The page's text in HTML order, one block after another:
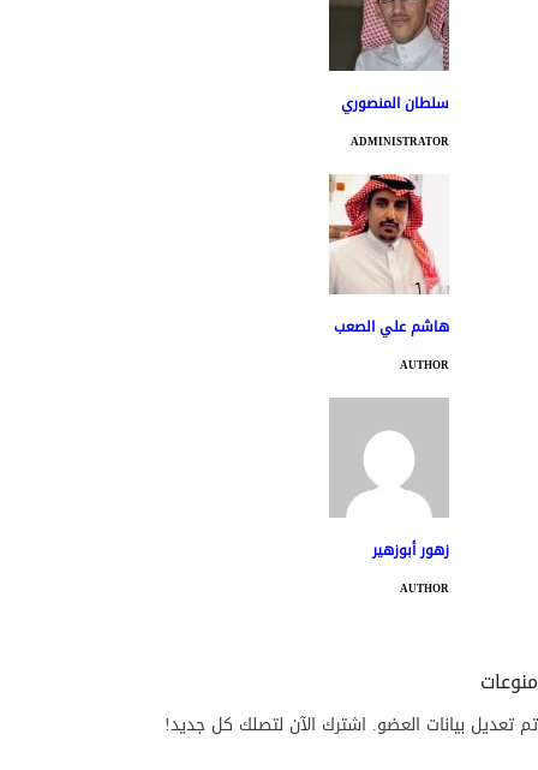
سلطان المنصوري
ADMINISTRATOR
هاشم علي الصعب
AUTHOR
زهور أبوزهير
AUTHOR
منوعات
تم تعديل بيانات العضو. اشترك الآن لتصلك كل جديد!